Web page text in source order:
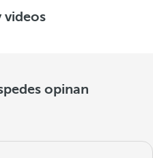
videos
opinan